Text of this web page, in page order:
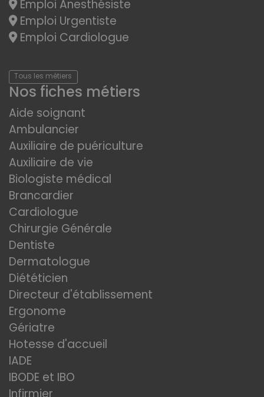
Emploi Anesthésiste
Emploi Urgentiste
Emploi Cardiologue
Tous les métiers
Nos fiches métiers
Aide soignant
Ambulancier
Auxiliaire de puériculture
Auxiliaire de vie
Biologiste médical
Brancardier
Cardiologue
Chirurgie Générale
Dentiste
Dermatologue
Diététicien
Directeur d'établissement
Ergonome
Gériatre
Hotesse d'accueil
IADE
IBODE et IBO
Infirmier